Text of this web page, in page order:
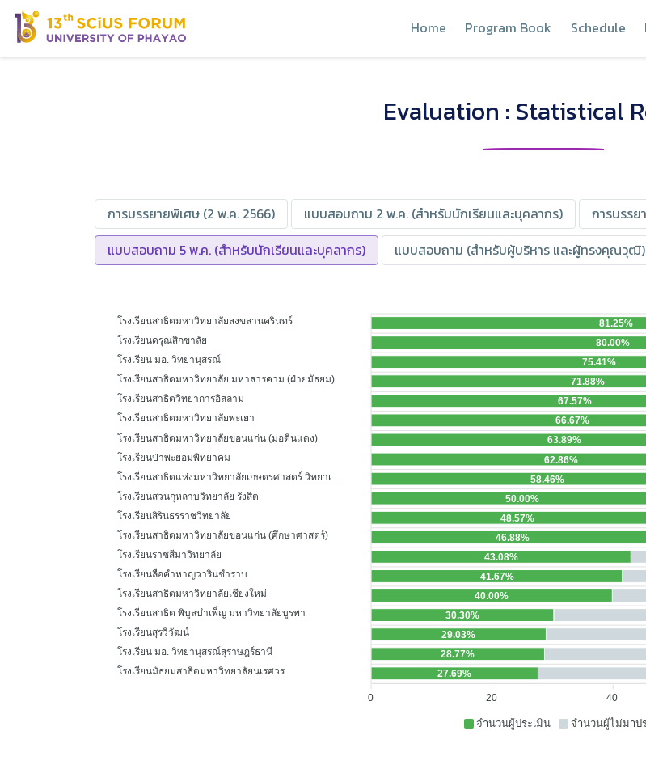
Home Program Book Schedule
Evaluation : Statistical
การบรรยายพิเศษ (2 พ.ค. 2566) แบบสอบถาม 2 พ.ค. (สำหรับนักเรียนและบุคลากร)​
การบรรย
แบบสอบถาม 5 พ.ค. (สำหรับนักเรียนและบุคลากร)​
แบบสอบถาม (สำหรับผู้บริหาร และผู้ทรงคุณวุฒิ)
จำนวนผู้ประเมิน จำนวนผู้ไม่มาป
81.25%
80.00%
75.41%
71.88%
67.57%
66.67%
63.89%
62.86%
58.46%
50.00%
48.57%
46.88%
43.08%
41.67%
40.00%
30.30%
29.03%
28.77%
27.69%
โรงเรียนสาธิตมหาวิทยาลัยสงขลานครินทร์
โรงเรียนดรุณสิกขาลัย
โรงเรียน มอ. วิทยานุสรณ์
โรงเรียนสาธิตมหาวิทยาลัย มหาสารคาม (ฝ่ายมัธยม)
โรงเรียนสาธิตวิทยาการอิสลาม
โรงเรียนสาธิตมหาวิทยาลัยพะเยา
โรงเรียนสาธิตมหาวิทยาลัยขอนแก่น (มอดินแดง)
โรงเรียนป่าพะยอมพิทยาคม
โรงเรียนสาธิตแห่งมหาวิทยาลัยเกษตรศาสตร์ วิทยาเ...
โรงเรียนสวนกุหลาบวิทยาลัย รังสิต
โรงเรียนสิรินธรราชวิทยาลัย
โรงเรียนสาธิตมหาวิทยาลัยขอนแก่น (ศึกษาศาสตร์)
โรงเรียนราชสีมาวิทยาลัย
โรงเรียนลือคําหาญวารินชําราบ
โรงเรียนสาธิตมหาวิทยาลัยเชียงใหม่
โรงเรียนสาธิต พิบูลบำเพ็ญ มหาวิทยาลัยบูรพา
โรงเรียนสุรวิวัฒน์
โรงเรียน มอ. วิทยานุสรณ์สุราษฎร์ธานี
โรงเรียนมัธยมสาธิตมหาวิทยาลัยนเรศวร
40
20
0